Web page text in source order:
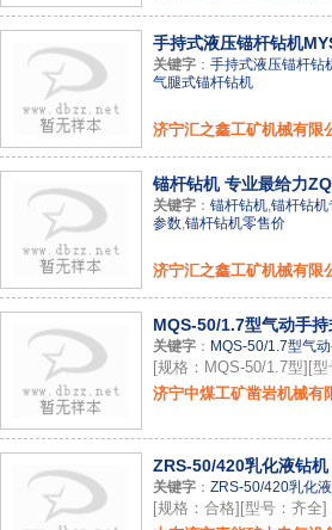
手持式液压锚杆钻机
关键字 ： 手持式液压锚杆钻
气腿式锚杆钻机
济宁汇之鑫工矿机械有限
锚杆钻机 专业最给力
关键字 ： 锚杆钻机,锚杆钻机
参数,锚杆钻机零售价
济宁汇之鑫工矿机械有限
MQS-50/1.7型气动手
关键字 ： MQS-50/1.7型气
[规格：MQS-50/1.7型][
济宁中煤工矿凿岩机械有
ZRS-50/420乳化液钻
关键字 ： ZRS-50/420乳化
[规格：合格][型号：齐全]